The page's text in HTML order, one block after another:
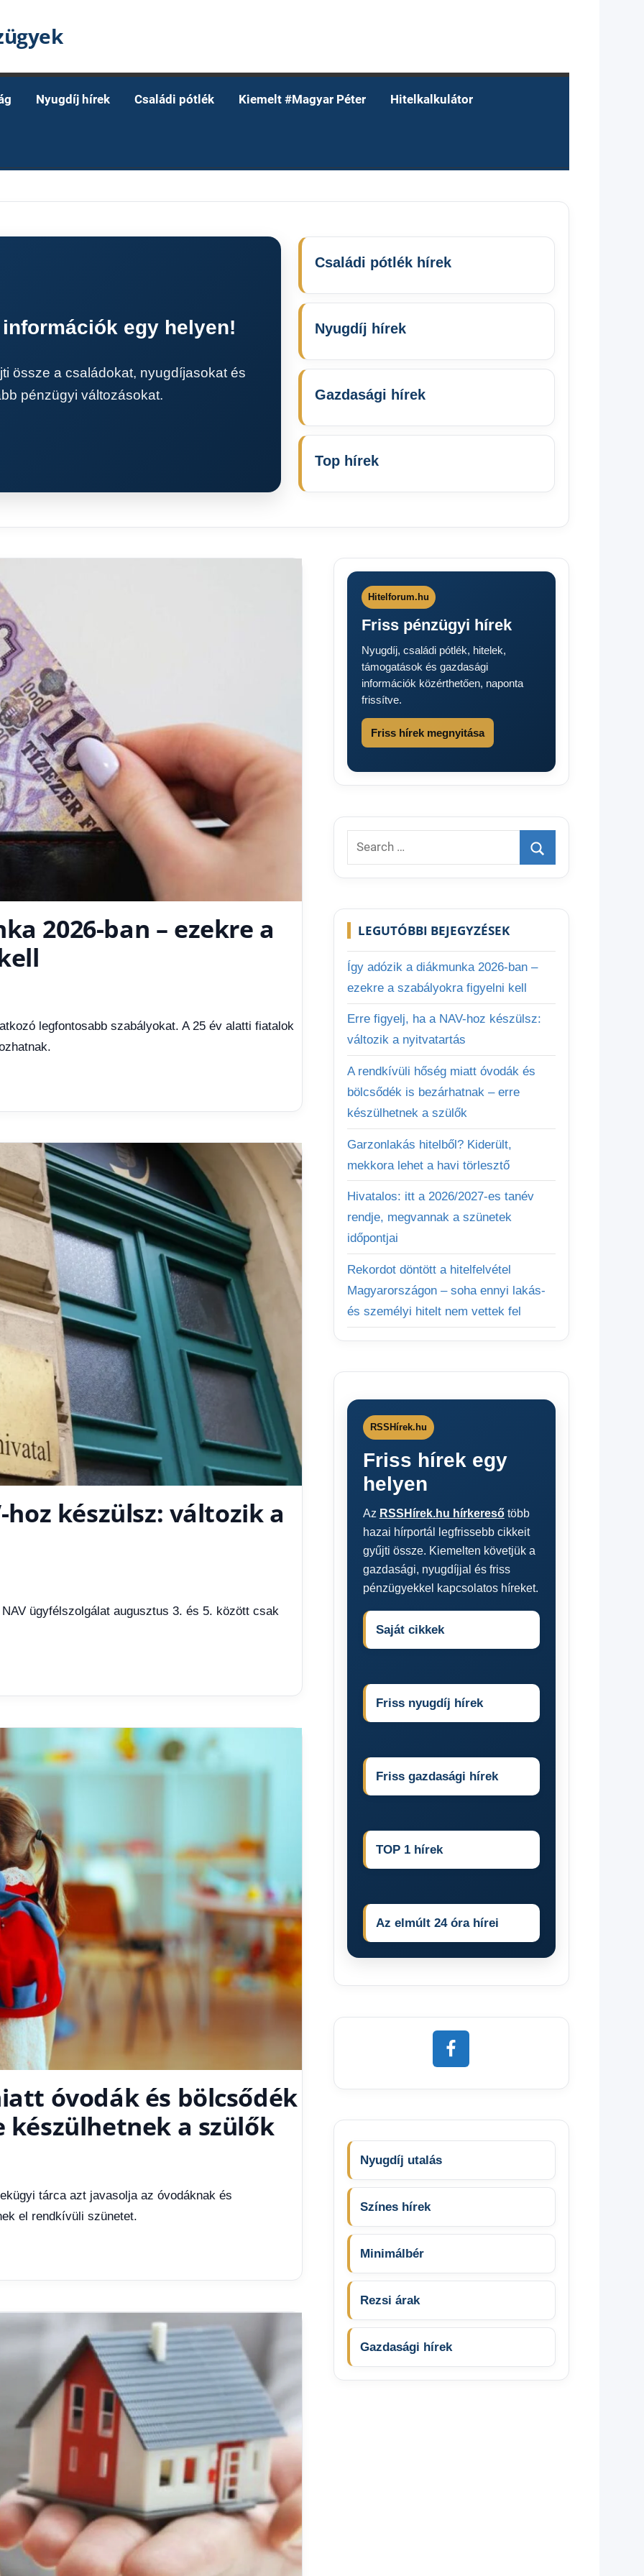
Nyugdíj hírek Családi pótlék Kiemelt #Magyar Péter Hitelkalkulátor
egy helyen!
össze a családokat, nyugdíjasokat és
pénzügyi változásokat.
Családi pótlék hírek
Nyugdíj hírek
Gazdasági hírek
Top hírek
2026-ban – ezekre a
legfontosabb szabályokat. A 25 év alatti fiatalok
készülsz: változik a
ügyfélszolgálat augusztus 3. és 5. között csak
óvodák és bölcsődék
készülhetnek a szülők
tárca azt javasolja az óvodáknak és
el rendkívüli szünetet.
Hitelforum.hu
Friss pénzügyi hírek
Nyugdíj, családi pótlék, hitelek,
támogatások és gazdasági
információk közérthetően, naponta
frissítve.
Friss hírek megnyitása
Search
Search
LEGUTÓBBI BEJEGYZÉSEK
Így adózik a diákmunka 2026-ban –
ezekre a szabályokra figyelni kell
Erre figyelj, ha a NAV-hoz készülsz:
változik a nyitvatartás
A rendkívüli hőség miatt óvodák és
bölcsődék is bezárhatnak – erre
készülhetnek a szülők
Garzonlakás hitelből? Kiderült,
mekkora lehet a havi törlesztő
Hivatalos: itt a 2026/2027-es tanév
rendje, megvannak a szünetek
időpontjai
Rekordot döntött a hitelfelvétel
Magyarországon – soha ennyi lakás-
és személyi hitelt nem vettek fel
RSSHírek.hu
Friss hírek egy
helyen
Az RSSHírek.hu hírkeresőtöbb
hazai hírportál legfrissebb cikkeit
gyűjti össze. Kiemelten követjük a
gazdasági, nyugdíjjal és friss
pénzügyekkel kapcsolatos híreket.
Saját cikkek
Friss nyugdíj hírek
Friss gazdasági hírek
TOP 1 hírek
Az elmúlt 24 óra hírei
Nyugdíj utalás
Színes hírek
Minimálbér
Rezsi árak
Gazdasági hírek